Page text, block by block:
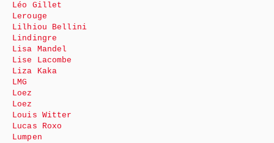
Léo Gillet
Lerouge
Lilhiou Bellini
Lindingre
Lisa Mandel
Lise Lacombe
Liza Kaka
LMG
Loez
Loez
Louis Witter
Lucas Roxo
Lumpen